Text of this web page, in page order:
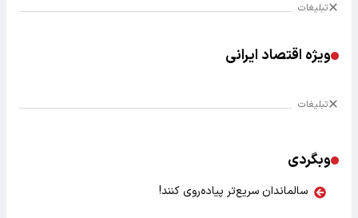
تبلیغات
ویژه اقتصاد ایرانی
تبلیغات
وبگردی
سالماندان سریع‌تر پیاده‌روی کنند!